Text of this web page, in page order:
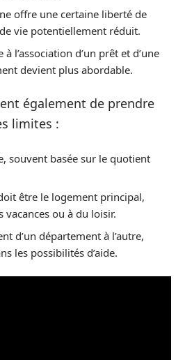
offre une certaine liberté de
vie potentiellement réduit.
à l’association d’un prêt et d’une
devient plus abordable.
également de prendre
limites :
souvent basée sur le quotient
être le logement principal,
vacances ou à du loisir.
d’un département à l’autre,
les possibilités d’aide.